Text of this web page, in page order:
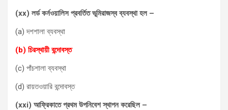
(xx) লর্ড কর্নওয়ালিস প্রবর্তিত ভূমিরাজস্ব ব্যবস্থা হল –
(a) দশশালা ব্যবস্থা
(b) চিরস্থায়ী বন্দোবস্ত
(c) পাঁচশালা ব্যবস্থা
(d) রায়তওয়ারি বন্দোবস্ত
(xxi) আফ্রিকাতে প্রথম উপনিবেশ স্থাপন করেছিল –